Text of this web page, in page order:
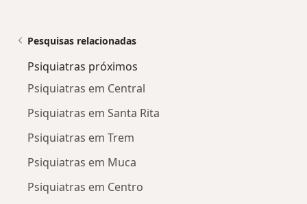
Pesquisas relacionadas
Psiquiatras próximos
Psiquiatras em Central
Psiquiatras em Santa Rita
Psiquiatras em Trem
Psiquiatras em Muca
Psiquiatras em Centro